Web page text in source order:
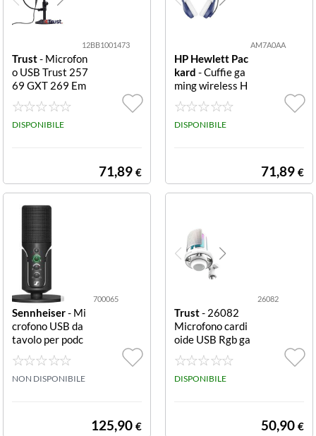
(11)
(1)
n.d.
12BB1001473
Trust- Microfon
o USB Trust 257
69 GXT 269 Em
ita II Black 269
Emita II
DISPONIBILE
71,89 €
AM7A0AA
HP Hewlett Pac
kard - Cuffie ga
ming wireless H
yperX Cloud Jet
blu HyperX Clou
d Jet WL LBLU
DISPONIBILE
71,89 €
700065
Sennheiser- Mi
crofono USB da
tavolo per podc
asting Profile Pr
ofile
NON DISPONIBILE
125,90 €
26082
Trust- 26082
Microfono cardi
oide USB Rgb ga
ming 1.8m bianc
o
DISPONIBILE
50,90 €